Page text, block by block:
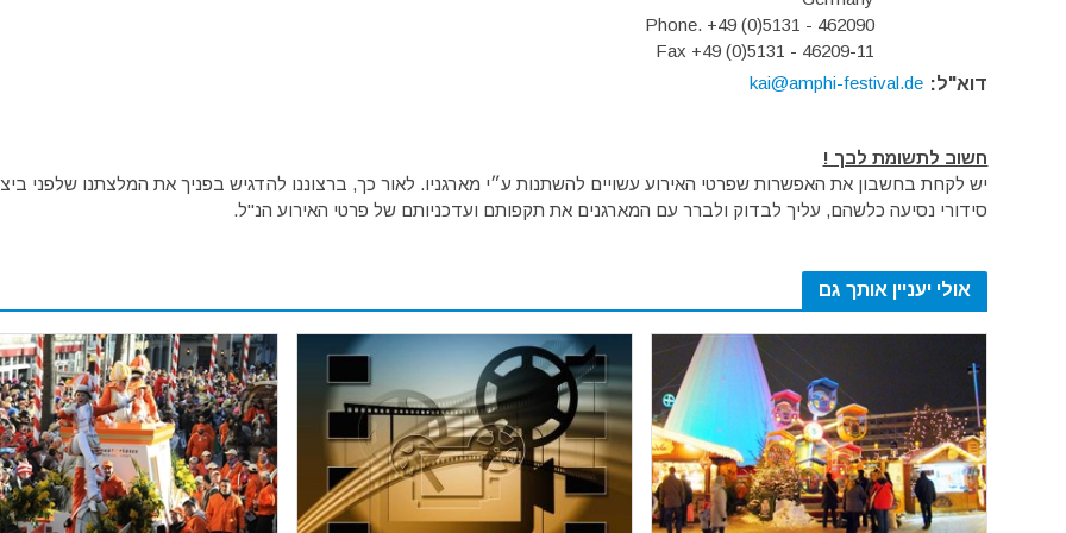
Phone. +49 (0)5131 - 462090
Fax +49 (0)5131 - 46209-11
דוא"ל: kai@amphi-festival.de
חשוב לתשומת לבך !
יש לקחת בחשבון את האפשרות שפרטי האירוע עשויים להשתנות ע״י מארגניו. לאור כך, ברצוננו להדגיש בפניך את המלצתנו שלפני
סידורי נסיעה כלשהם, עליך לבדוק ולברר עם המארגנים את תקפותם ועדכניותם של פרטי האירוע הנ"ל.
אולי יעניין אותך גם